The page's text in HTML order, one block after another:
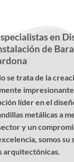
en
de
se trata de la
líder en el
metálicas a
y un
somos
arquitectónicas.